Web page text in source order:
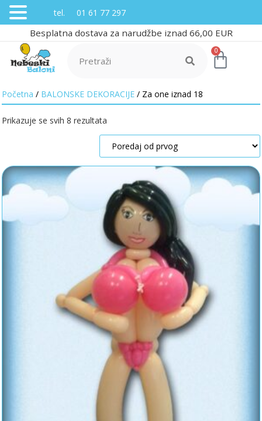
Besplatna dostava za narudžbe iznad 66,00 EUR
0
Početna / BALONSKE DEKORACIJE / Za one iznad 18
Prikazuje se svih 8 rezultata
tel. 01 61 77 297